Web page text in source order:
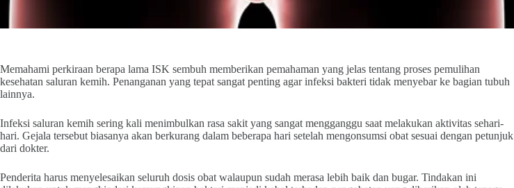
Memahami perkiraan berapa lama ISK sembuh memberikan pemahaman yang jelas tentang proses pemulihan
kesehatan saluran kemih. Penanganan yang tepat sangat penting agar infeksi bakteri tidak menyebar ke bagian tubuh
lainnya.
Infeksi saluran kemih sering kali menimbulkan rasa sakit yang sangat mengganggu saat melakukan aktivitas sehari-
hari. Gejala tersebut biasanya akan berkurang dalam beberapa hari setelah mengonsumsi obat sesuai dengan petunjuk
dari dokter.
Penderita harus menyelesaikan seluruh dosis obat walaupun sudah merasa lebih baik dan bugar. Tindakan ini